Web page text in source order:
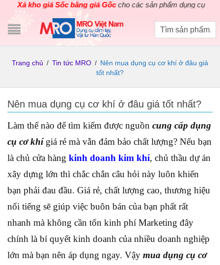
kho giá Sốc bằng giá Gốccho các sản phẩm dụng cụ điện
Trang chủ / Tin tức MRO / Nên mua dụng cụ cơ khí ở đâu giá
tốt nhất?
Nên mua dụng cụ cơ khí ở đâu giá tốt nhất?
Làm thế nào để tìm kiếm được nguồn cung cấp dụng
cụ cơ khígiá rẻ mà vẫn đảm bảo chất lượng? Nếu bạn
là chủ cửa hàng kinh doanh kim khí, chủ thầu dự án
xây dựng lớn thì chắc chắn câu hỏi này luôn khiến
bạn phải đau đầu. Giá rẻ, chất lượng cao, thương hiệu
nổi tiếng sẽ giúp việc buôn bán của bạn phất rất
nhanh mà không cần tốn kinh phí Marketing đây
chính là bí quyết kinh doanh của nhiều doanh nghiệp
lớn mà bạn nên áp dụng ngay. Vậy mua dụng cụ cơ